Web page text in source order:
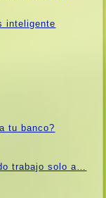
inteligente
tu banco?
trabajo solo a…